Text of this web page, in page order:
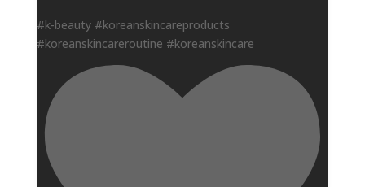
#k-beauty #koreanskincareproducts
#koreanskincareroutine #koreanskincare